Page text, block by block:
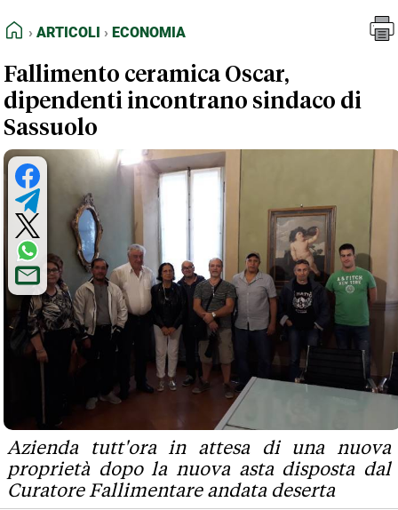
FEED RSS
NORMATIVE DEONTOLOGICHE
TERMINI e CONDIZIONI
HOME
ARTICOLI ECONOMIA
Fallimento ceramica Oscar,
dipendenti incontrano sindaco di
Sassuolo
Azienda tutt'ora in attesa di una nuova
proprietà dopo la nuova asta disposta dal
Curatore Fallimentare andata deserta